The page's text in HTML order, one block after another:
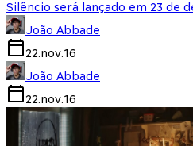
Silêncio será lançado em 23 de
João Abbade
22.nov.16
João Abbade
22.nov.16